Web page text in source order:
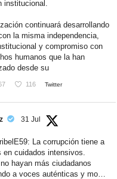
institucional.
continuará desarrollando
la misma independencia,
y compromiso con
humanos que la han
desde su
116 Twitter
31 Jul
: La corrupción tiene a
en cuidados intensivos.
hayan más ciudadanos
a voces auténticas y mo…